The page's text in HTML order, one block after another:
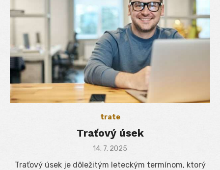
trate
Traťový úsek
Posted
14. 7. 2025
Traťový úsek je dôležitým leteckým termínom, ktorý